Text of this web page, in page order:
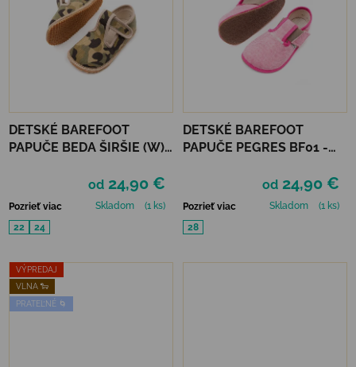
DETSKÉ BAREFOOT
PAPUČE BEDA ŠIRŠIE (W) -
od 24,90 €
Pozrieť viac Skladom
(1 ks)
22
24
DETSKÉ BAREFOOT
PAPUČE PEGRES BF01 -
od 24,90 €
Pozrieť viac Skladom
(1 ks)
28
VÝPREDAJ
VLNA 🐑
PRATEĽNÉ 🌀